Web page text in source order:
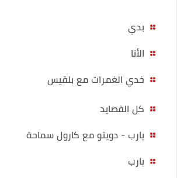
بدي
الأنا
خدي الغمرات مع بلقيس
كل القصايد
يارب - دويتو مع كارول سماحة
يارب